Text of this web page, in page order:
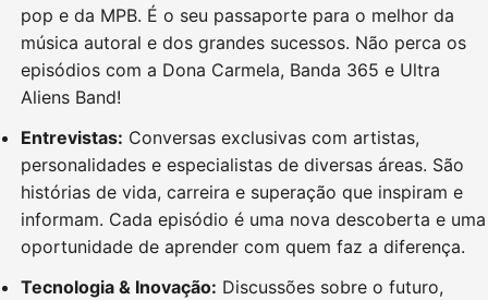
pop e da MPB. É o seu passaporte para o melhor da
música autoral e dos grandes sucessos. Não perca os
episódios com a Dona Carmela, Banda 365 e Ultra
Aliens Band!
Entrevistas: Conversas exclusivas com artistas,
personalidades e especialistas de diversas áreas. São
histórias de vida, carreira e superação que inspiram e
informam. Cada episódio é uma nova descoberta e uma
oportunidade de aprender com quem faz a diferença.
Tecnologia & Inovação: Discussões sobre o futuro,